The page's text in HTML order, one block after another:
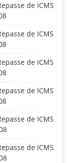
de ICMS
de ICMS
de ICMS
de ICMS
de ICMS
de ICMS